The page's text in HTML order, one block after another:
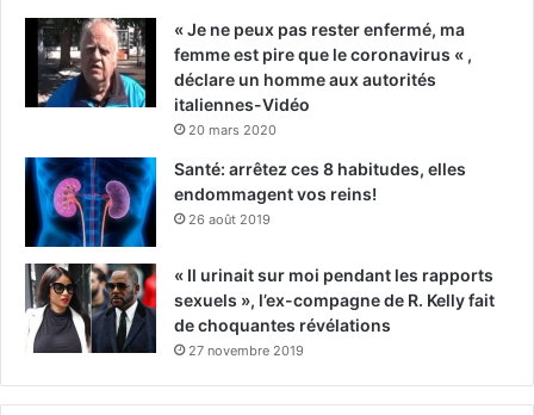
« Je ne peux pas rester enfermé, ma
femme est pire que le coronavirus « ,
déclare un homme aux autorités
italiennes-Vidéo
20 mars 2020
Santé: arrêtez ces 8 habitudes, elles
endommagent vos reins!
26 août 2019
« Il urinait sur moi pendant les rapports
sexuels », l’ex-compagne de R. Kelly fait
de choquantes révélations
27 novembre 2019